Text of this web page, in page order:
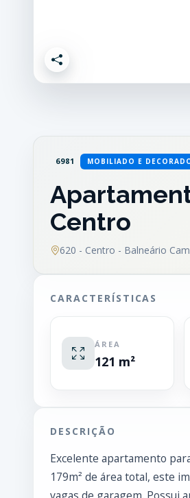
6981 MOBILIADO E
Centro
620 - Centro - Balneário
CARACTERÍSTICAS
ÁREA
121 m²
DESCRIÇÃO
Excelente apartamento
179m² de área total, este